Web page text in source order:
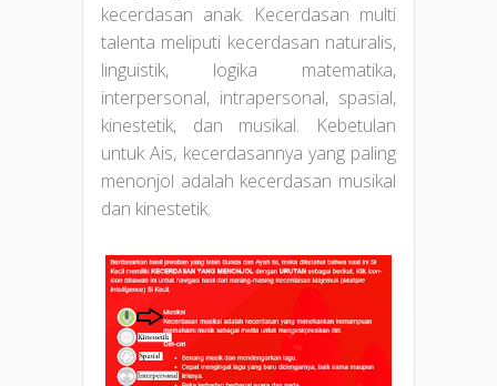
kecerdasan anak. Kecerdasan multi
talenta meliputi kecerdasan naturalis,
linguistik, logika matematika,
interpersonal, intrapersonal, spasial,
kinestetik, dan musikal. Kebetulan
untuk Ais, kecerdasannya yang paling
menonjol adalah kecerdasan musikal
dan kinestetik.